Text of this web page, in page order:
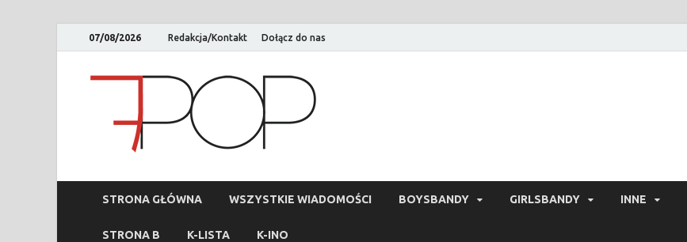
07/08/2026 Redakcja/Kontakt Dołącz do nas
STRONA GŁÓWNA WSZYSTKIE WIADOMOŚCI BOYSBANDY GIRLSBANDY INNE
STRONA B K-LISTA K-INO